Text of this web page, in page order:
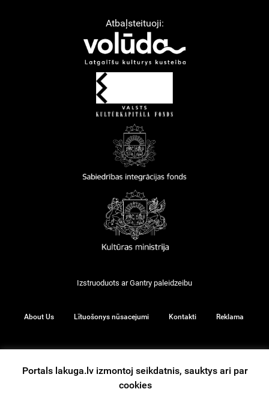
Atbaļsteituoji:
Izstruoduots arGantry paleidzeibu
About Us Lītuošonys nūsacejumi Kontakti Reklama
© 2026
Portals lakuga.lv izmontoj seikdatnis, sauktys ari par
cookies